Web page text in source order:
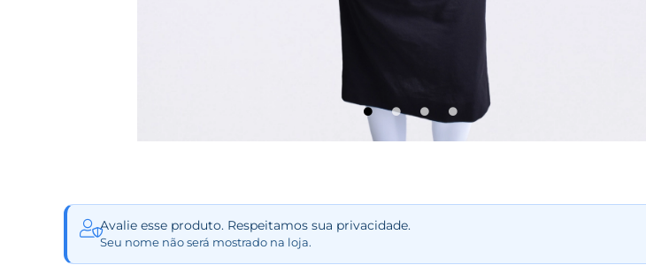
Avalie esse produto. Respeitamos sua privacidade.
Seu nome não será mostrado na loja.